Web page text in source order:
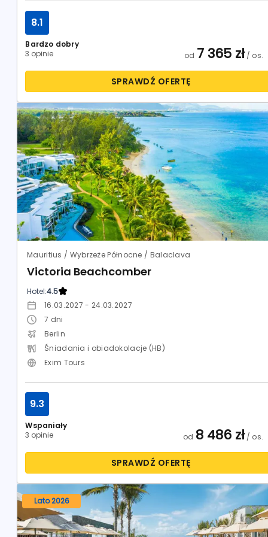
Bardzo dobry
3 opinie
8.1
od 7 365 zł/ os.
SPRAWDŹ OFERTĘ
Mauritius / Wybrzeże Północne / Balaclava
Victoria Beachcomber
Hotel:4.5
16.03.2027 - 24.03.2027
7 dni
Berlin
Śniadania i obiadokolacje (HB)
Exim Tours
Wspaniały
3 opinie
9.3
od 8 486 zł/ os.
SPRAWDŹ OFERTĘ
Lato 2026